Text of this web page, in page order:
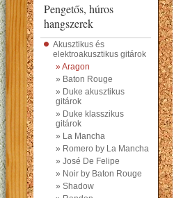
Pengetős, húros
hangszerek
Akusztikus és
elektroakusztikus gitárok
» Aragon
» Baton Rouge
» Duke akusztikus
gitárok
» Duke klasszikus
gitárok
» La Mancha
» Romero by La Mancha
» José De Felipe
» Noir by Baton Rouge
» Shadow